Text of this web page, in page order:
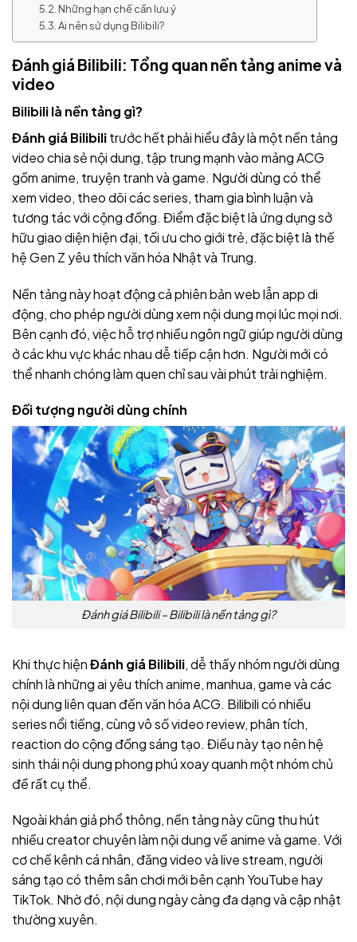
Những hạn chế cần lưu ý
Ai nên sử dụng Bilibili?
Đánh giá Bilibili: Tổng quan nền tảng anime và
video
Bilibili là nền tảng gì?
Đánh giá Bilibilitrước hết phải hiểu đây là một nền tảng
video chia sẻ nội dung, tập trung mạnh vào mảng ACG
gồm anime, truyện tranh và game. Người dùng có thể
xem video, theo dõi các series, tham gia bình luận và
tương tác với cộng đồng. Điểm đặc biệt là ứng dụng sở
hữu giao diện hiện đại, tối ưu cho giới trẻ, đặc biệt là thế
hệ Gen Z yêu thích văn hóa Nhật và Trung.
Nền tảng này hoạt động cả phiên bản web lẫn app di
động, cho phép người dùng xem nội dung mọi lúc mọi nơi.
Bên cạnh đó, việc hỗ trợ nhiều ngôn ngữ giúp người dùng
ở các khu vực khác nhau dễ tiếp cận hơn. Người mới có
thể nhanh chóng làm quen chỉ sau vài phút trải nghiệm.
Đối tượng người dùng chính
Đánh giá Bilibili – Bilibili là nền tảng gì?
Khi thực hiệnĐánh giá Bilibili, dễ thấy nhóm người dùng
chính là những ai yêu thích anime, manhua, game và các
nội dung liên quan đến văn hóa ACG. Bilibili có nhiều
series nổi tiếng, cùng vô số video review, phân tích,
reaction do cộng đồng sáng tạo. Điều này tạo nên hệ
sinh thái nội dung phong phú xoay quanh một nhóm chủ
đề rất cụ thể.
Ngoài khán giả phổ thông, nền tảng này cũng thu hút
nhiều creator chuyên làm nội dung về anime và game. Với
cơ chế kênh cá nhân, đăng video và live stream, người
sáng tạo có thêm sân chơi mới bên cạnh YouTube hay
TikTok. Nhờ đó, nội dung ngày càng đa dạng và cập nhật
thường xuyên.